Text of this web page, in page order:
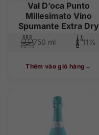
Val D’oca Punto
Millesimato Vino
Spumante Extra Dry
750 ml 11%
Thêm vào giỏ hàng